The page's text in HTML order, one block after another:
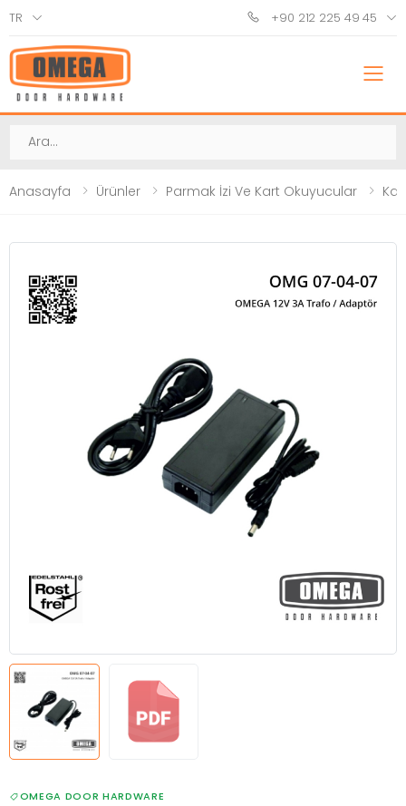
TR +90 212 225 49 45
Ara
Anasayfa Ürünler Parmak İzi Ve Kart Okuyucular
OMEGA DOOR HARDWARE